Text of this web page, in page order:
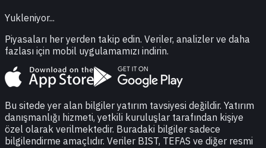
Yukleniyor...
Piyasaları her yerden takip edin. Veriler, analizler ve daha
fazlası için mobil uygulamamızı indirin.
Bu sitede yer alan bilgiler yatırım tavsiyesi değildir. Yatırım
danışmanlığı hizmeti, yetkili kuruluşlar tarafından kişiye
özel olarak verilmektedir. Buradaki bilgiler sadece
bilgilendirme amaçlıdır. Veriler BIST, TEFAS ve diğer resmi